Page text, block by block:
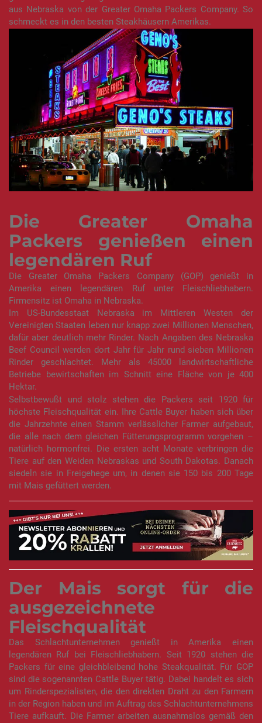
aus Nebraska von der Greater Omaha Packers Company. So
schmeckt es in den besten Steakhäusern Amerikas.
Die Greater Omaha
Packers genießen einen
legendären Ruf
Die Greater Omaha Packers Company (GOP) genießt in
Amerika einen legendären Ruf unter Fleischliebhabern.
Firmensitz ist Omaha in Nebraska.
Im US-Bundesstaat Nebraska im Mittleren Westen der
Vereinigten Staaten leben nur knapp zwei Millionen Menschen,
dafür aber deutlich mehr Rinder. Nach Angaben des Nebraska
Beef Council werden dort Jahr für Jahr rund sieben Millionen
Rinder geschlachtet. Mehr als 45000 landwirtschaftliche
Betriebe bewirtschaften im Schnitt eine Fläche von je 400
Hektar.
Selbstbewußt und stolz stehen die Packers seit 1920 für
höchste Fleischqualität ein. Ihre Cattle Buyer haben sich über
die Jahrzehnte einen Stamm verlässlicher Farmer aufgebaut,
die alle nach dem gleichen Fütterungsprogramm vorgehen –
natürlich hormonfrei. Die ersten acht Monate verbringen die
Tiere auf den Weiden Nebraskas und South Dakotas. Danach
siedeln sie in Freigehege um, in denen sie 150 bis 200 Tage
mit Mais gefüttert werden.
Der Mais sorgt für die
ausgezeichnete
Fleischqualität
Das Schlachtunternehmen genießt in Amerika einen
legendären Ruf bei Fleischliebhabern. Seit 1920 stehen die
Packers für eine gleichbleibend hohe Steakqualität. Für GOP
sind die sogenannten Cattle Buyer tätig. Dabei handelt es sich
um Rinderspezialisten, die den direkten Draht zu den Farmern
in der Region haben und im Auftrag des Schlachtunternehmens
Tiere aufkauft. Die Farmer arbeiten ausnahmslos gemäß den